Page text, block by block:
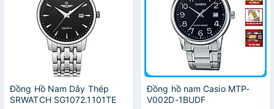
Đồng Hồ Nam Dây Thép
SRWATCH SG1072.1101TE
Đồng hồ nam Casio MTP-
V002D-1BUDF